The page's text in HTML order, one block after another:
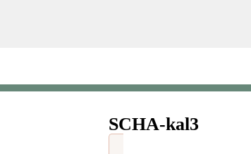
SCHA-kal3